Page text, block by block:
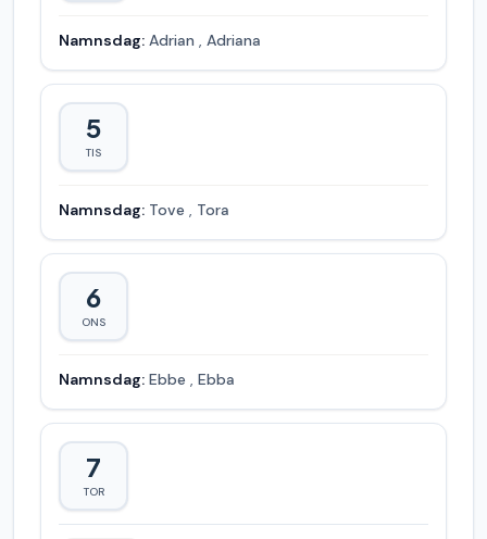
Namnsdag: Adrian , Adriana
5
TIS
Namnsdag: Tove , Tora
6
ONS
Namnsdag: Ebbe , Ebba
7
TOR